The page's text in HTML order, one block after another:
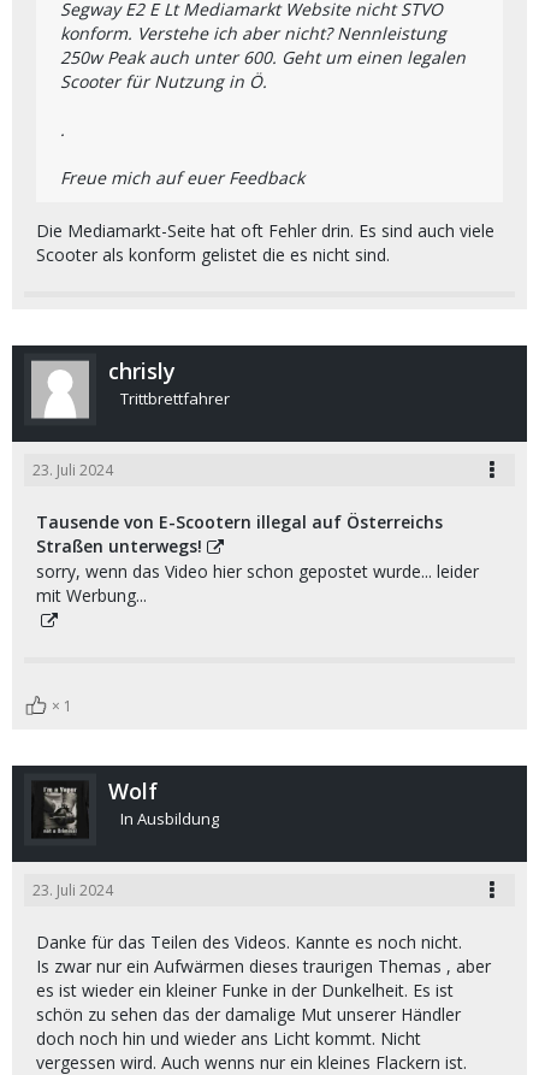
Segway E2 E Lt Mediamarkt Website nicht STVO
konform. Verstehe ich aber nicht? Nennleistung
250w Peak auch unter 600. Geht um einen legalen
Scooter für Nutzung in Ö.
.
Freue mich auf euer Feedback
Die Mediamarkt-Seite hat oft Fehler drin. Es sind auch viele
Scooter als konform gelistet die es nicht sind.
chrisly
Trittbrettfahrer
23. Juli 2024
Tausende von E-Scootern illegal auf Österreichs
Straßen unterwegs!
sorry, wenn das Video hier schon gepostet wurde... leider
mit Werbung...
1
Wolf
In Ausbildung
23. Juli 2024
Danke für das Teilen des Videos. Kannte es noch nicht.
Is zwar nur ein Aufwärmen dieses traurigen Themas , aber
es ist wieder ein kleiner Funke in der Dunkelheit. Es ist
schön zu sehen das der damalige Mut unserer Händler
doch noch hin und wieder ans Licht kommt. Nicht
vergessen wird. Auch wenns nur ein kleines Flackern ist.